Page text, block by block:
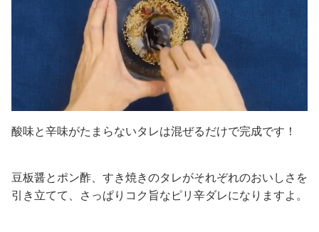
酸味と辛味がたまらないタレは混ぜるだけで完成です！
豆板醤とポン酢、すき焼きのタレがそれぞれのおいしさを
引き立てて、さっぱりコク旨なピリ辛ダレになりますよ。